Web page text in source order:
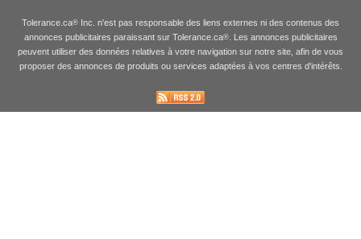
Tolerance.ca® Inc. n'est pas responsable des liens externes ni des contenus des
annonces publicitaires paraissant sur Tolerance.ca®. Les annonces publicitaires
peuvent utiliser des données relatives à votre navigation sur notre site, afin de vous
proposer des annonces de produits ou services adaptées à vos centres d'intérêts.